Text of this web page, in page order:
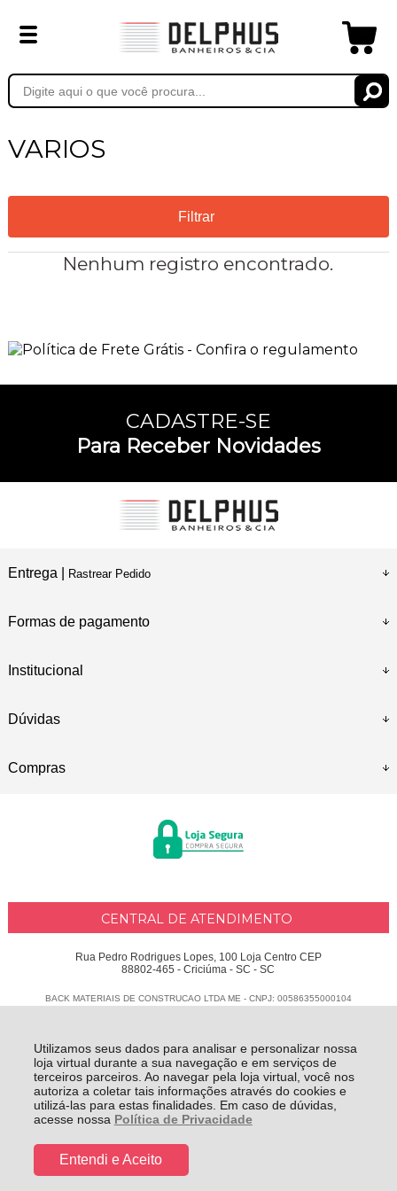
Utilizamos seus dados para analisar e personalizar nossa
loja virtual durante a sua navegação e em serviços de
terceiros parceiros. Ao navegar pela loja virtual, você nos
autoriza a coletar tais informações através do cookies e
utilizá-las para estas finalidades. Em caso de dúvidas,
acesse nossa Política de Privacidade
Entendi e Aceito
VARIOS
Filtrar
Nenhum registro encontrado.
CADASTRE-SE
Para Receber Novidades
Entrega | Rastrear Pedido
Formas de pagamento
Institucional
Dúvidas
Compras
CENTRAL DE ATENDIMENTO
Rua Pedro Rodrigues Lopes, 100 Loja Centro CEP
88802-465 - Criciúma - SC - SC
BACK MATERIAIS DE CONSTRUCAO LTDA ME - CNPJ: 00586355000104